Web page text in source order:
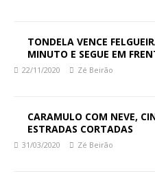
TONDELA VENCE
MINUTO E SEGUE EM
22/11/2020 Zé Beirão
CARAMULO COM NEVE,
ESTRADAS CORTADAS
31/03/2020 Zé Beirão